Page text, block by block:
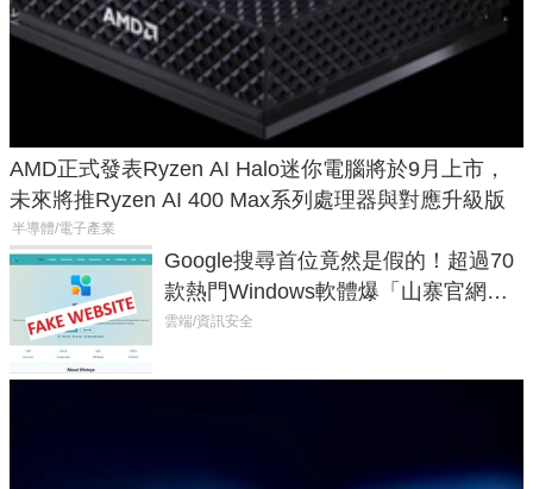
AMD正式發表Ryzen AI Halo迷你電腦將於9月上市，
未來將推Ryzen AI 400 Max系列處理器與對應升級版
半導體/電子產業
Google搜尋首位竟然是假的！超過70
款熱門Windows軟體爆「山寨官網」
危機
雲端/資訊安全